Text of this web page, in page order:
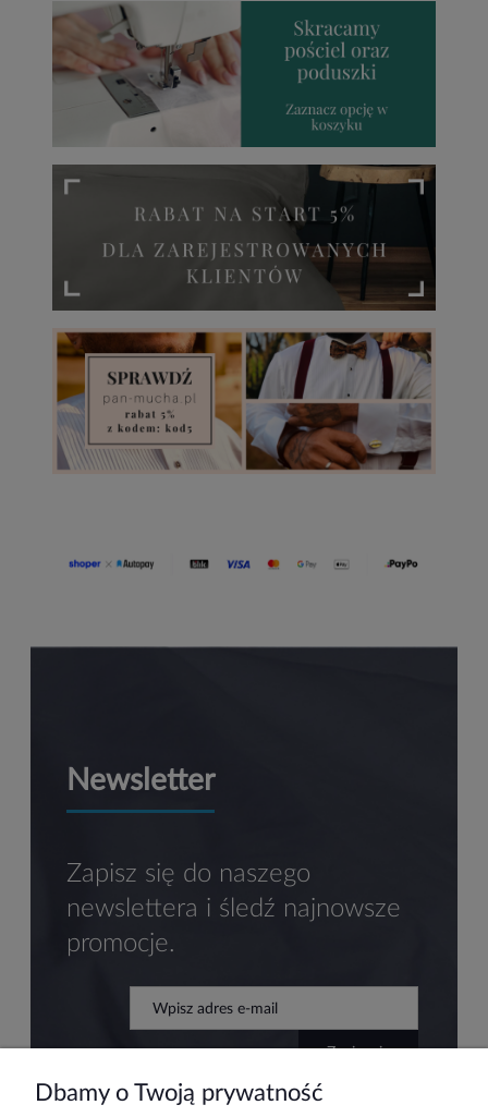
Newsletter
Zapisz się do naszego
newslettera i śledź najnowsze
promocje.
zapisz się
Dbamy o Twoją prywatność